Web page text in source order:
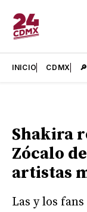
INICIO CDMX 🔎
Shakira
Zócalo
artistas
Las y los